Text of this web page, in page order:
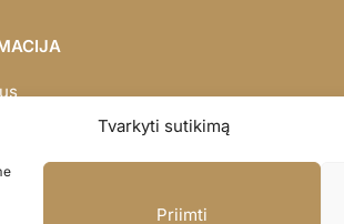
Tvarkyti sutikimą
Priimti
politika
politika